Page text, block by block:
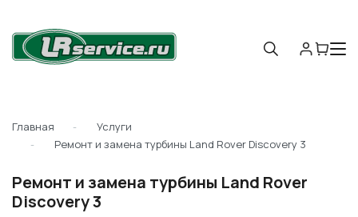
Главная
Услуги
Ремонт и замена турбины Land Rover Discovery 3
Ремонт и замена турбины Land Rover
Discovery 3